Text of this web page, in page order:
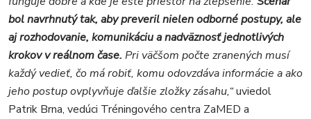
bol navrhnutý tak, aby preveril nielen odborné postupy, ale
aj rozhodovanie, komunikáciu a nadväznosť jednotlivých
krokov v reálnom čase. Pri väčšom počte zranených musí
každý vedieť, čo má robiť, komu odovzdáva informácie a ako
jeho postup ovplyvňuje ďalšie zložky zásahu,“uviedol
Patrik Brna, vedúci Tréningového centra ZaMED a